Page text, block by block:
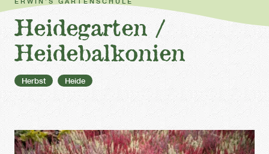
Heidegarten /
Heidebalkonien
Herbst Heide